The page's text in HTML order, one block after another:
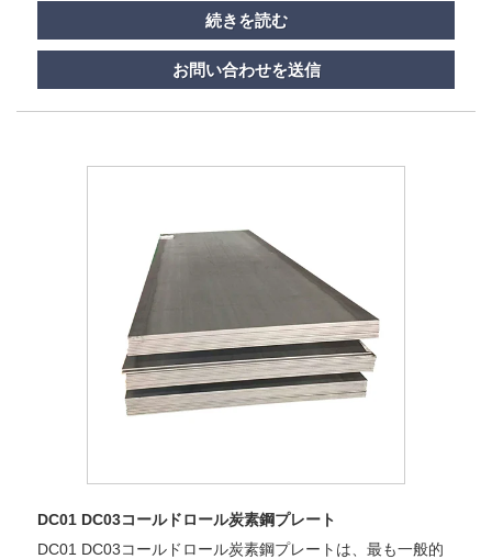
続きを読む
お問い合わせを送信
DC01 DC03コールドロール炭素鋼プレート
DC01 DC03コールドロール炭素鋼プレートは、最も一般的